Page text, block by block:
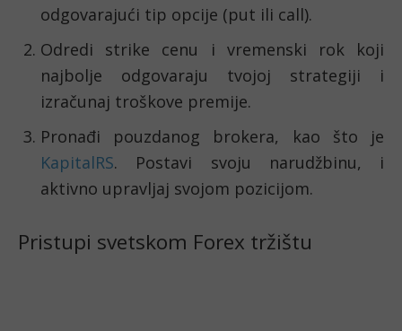
odgovarajući tip opcije (put ili call).
Odredi strike cenu i vremenski rok koji
najbolje odgovaraju tvojoj strategiji i
izračunaj troškove premije.
Pronađi pouzdanog brokera, kao što je
KapitalRS. Postavi svoju narudžbinu, i
aktivno upravljaj svojom pozicijom.
Pristupi svetskom Forex tržištu